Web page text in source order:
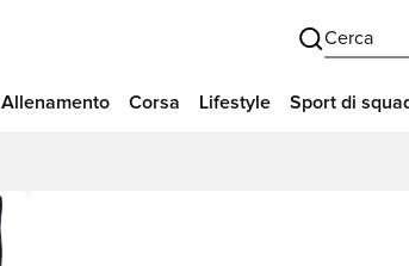
Cerca
Allenamento Corsa Lifestyle Sport di